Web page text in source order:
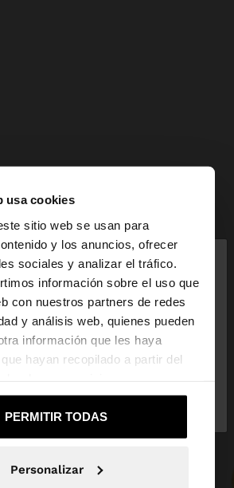
usa cookies
sitio web se usan para
y los anuncios, ofrecer
sociales y analizar el tráfico.
información sobre el uso que
con nuestros partners de redes
y análisis web, quienes pueden
información que les haya
hayan recopilado a partir del
PERMITIR TODAS
Personalizar
a la web de España. ¿Quieres ir a
States?